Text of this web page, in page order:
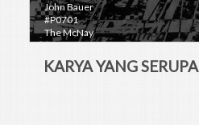
John Bauer
#P0701
The McNay
KARYA YANG SERUPA